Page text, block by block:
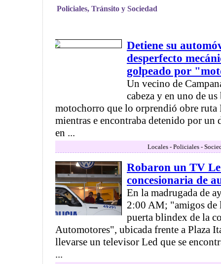
Policiales, Tránsito y Sociedad
Detiene su
desperfecto
golpeado por
Un vecino de
cabeza y en uno de
motochorro que lo orprendió obre ruta
mientras e encontraba detenido por un
en ...
Locales - Policiales -
Robaron un TV
concesionaria de
En la madrugada de
2:00 AM; "amigos de
puerta blindex de la
Automotores", ubicada frente a Plaza
llevarse un televisor Led que se
...